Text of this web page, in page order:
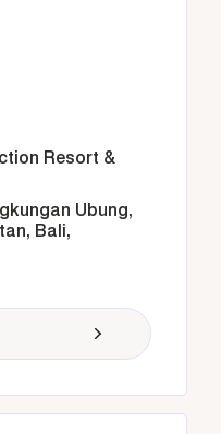
Ubung,
Bali,
Resort &